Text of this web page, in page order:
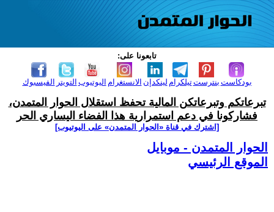
تابعونا على:
الفيسبوك التويتر اليوتيوب الانستغرام لينكدإن تيلكرامبنترست بودكاست
تبرعاتكم وتبرعاتكن المالية تحفظ استقلال الحوار المتمدن،
فشاركونا في دعم استمرارية هذا الفضاء اليساري الحر
[اشترك في قناة ‫«الحوار المتمدن» على اليوتيوب]
الحوار المتمدن - موبايل
الموقع الرئيسي